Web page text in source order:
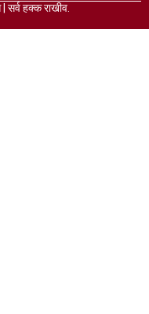
सर्व हक्क राखीव.